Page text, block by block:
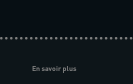
En savoir plus